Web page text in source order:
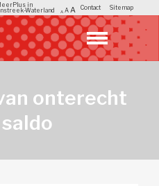
in
Waterland
A A A Contact Sitemap
onterecht